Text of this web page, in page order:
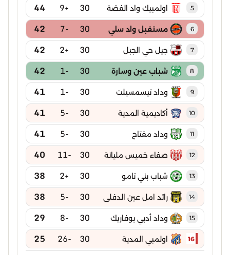
5 اولمبيك واد الفضة 30
+9
44
6 مستقبل واد سلي 30
-7
42
7 جيل حي الجبل 30
+2
42
8 شباب عين وسارة 30
-1
42
9 وداد تيسمسيلت 30
-1
41
10 أكاديمية المدية 30
-5
41
11 وداد مفتاح 30
-5
41
12 صفاء خميس مليانة 30
-11
40
13 شباب بني تامو 30
+2
38
14 رائد امل عين الدفلى 30
-5
38
15 وداد أدبي بوفاريك 30
-8
29
16 اولمبي المدية 30
-26
25